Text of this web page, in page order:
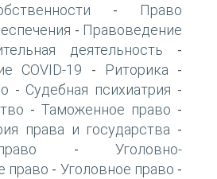
-
Право
- Правоведение
деятельность -
COVID-19 - Риторика -
- Судебная психиатрия -
- Таможенное право -
права и государства -
-Уголовно-
право - Уголовное право -